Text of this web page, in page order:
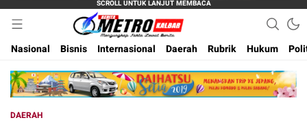
Metro Kalbar
Inspirasi Untuk Negeri
Nasional
Bisnis Internasional Daerah Rubrik Hukum
DAERAH